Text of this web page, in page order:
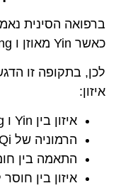
ברפואה הסינית
כאשר Yin מאוזן ו Yang נשמר היטב, הרוח שקטה.
לכן, בתקופה זו
איזון:
איזון בין Yin ו Yang
הרמוניה של Qi ודם
התאמה בין
איזון בין